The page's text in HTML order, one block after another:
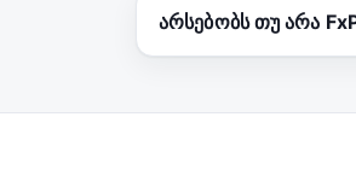
არსებობს თუ არა